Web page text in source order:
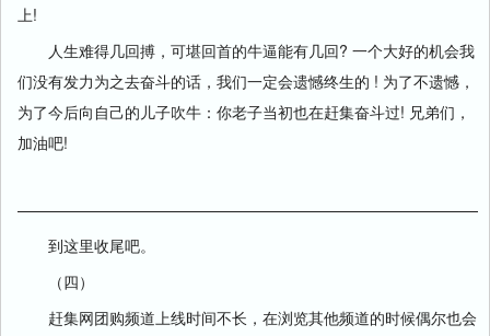
上!
人生难得几回搏，可堪回首的牛逼能有几回? 一个大好的机会我
们没有发力为之去奋斗的话，我们一定会遗憾终生的 ! 为了不遗憾，
为了今后向自己的儿子吹牛：你老子当初也在赶集奋斗过! 兄弟们，
加油吧!
到这里收尾吧。
（四）
赶集网团购频道上线时间不长，在浏览其他频道的时候偶尔也会